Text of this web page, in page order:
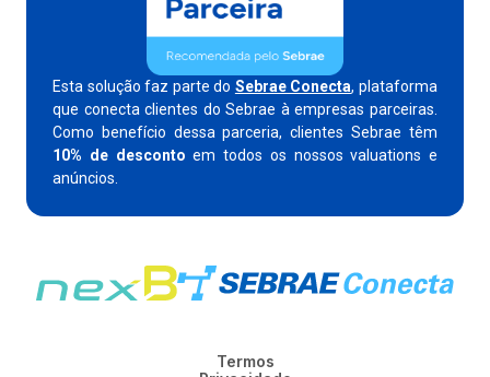
Esta solução faz parte do Sebrae Conecta, plataforma
que conecta clientes do Sebrae à empresas parceiras.
Como benefício dessa parceria, clientes Sebrae têm
10% de desconto em todos os nossos valuations e
anúncios.
Termos